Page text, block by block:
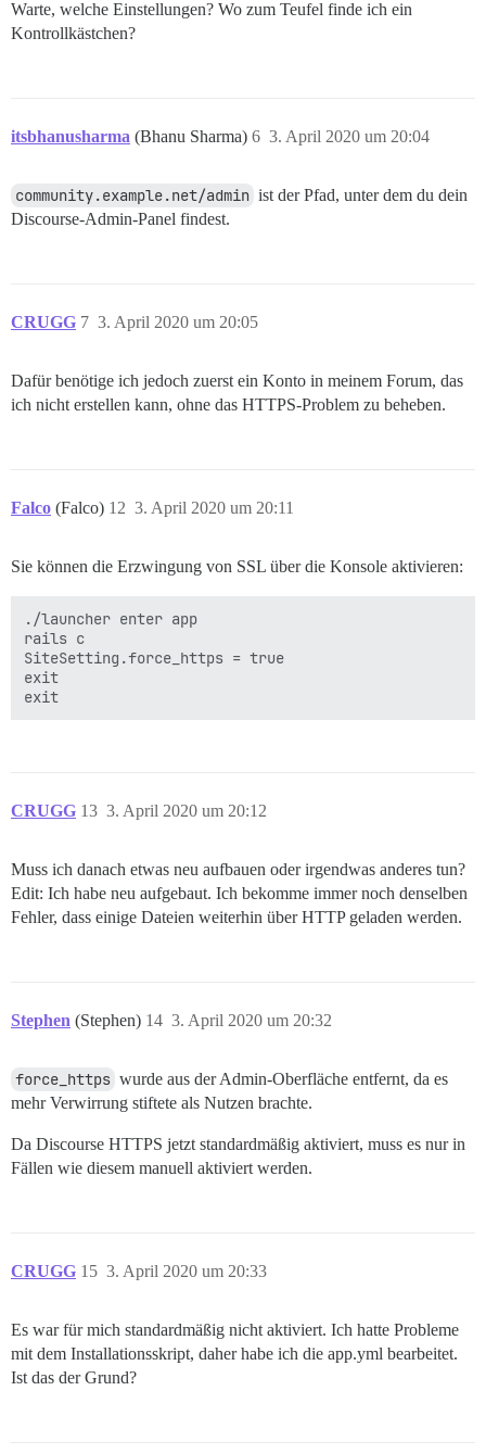
Warte, welche Einstellungen? Wo zum Teufel finde ich ein
Kontrollkästchen?
itsbhanusharma (Bhanu Sharma) 3. April 2020 um 20:04
6
community.example.net/admin ist der Pfad, unter dem du dein
Discourse-Admin-Panel findest.
CRUGG 3. April 2020 um 20:05
7
Dafür benötige ich jedoch zuerst ein Konto in meinem Forum, das
ich nicht erstellen kann, ohne das HTTPS-Problem zu beheben.
Falco (Falco) 3. April 2020 um 20:11
12
Sie können die Erzwingung von SSL über die Konsole aktivieren:
./launcher enter app
rails c
SiteSetting.force_https = true
exit
CRUGG 3. April 2020 um 20:12
13
Muss ich danach etwas neu aufbauen oder irgendwas anderes tun?
Edit: Ich habe neu aufgebaut. Ich bekomme immer noch denselben
Fehler, dass einige Dateien weiterhin über HTTP geladen werden.
Stephen (Stephen) 3. April 2020 um 20:32
14
force_https wurde aus der Admin-Oberfläche entfernt, da es
mehr Verwirrung stiftete als Nutzen brachte.
Da Discourse HTTPS jetzt standardmäßig aktiviert, muss es nur in
Fällen wie diesem manuell aktiviert werden.
CRUGG 3. April 2020 um 20:33
15
Es war für mich standardmäßig nicht aktiviert. Ich hatte Probleme
mit dem Installationsskript, daher habe ich die app.yml bearbeitet.
Ist das der Grund?